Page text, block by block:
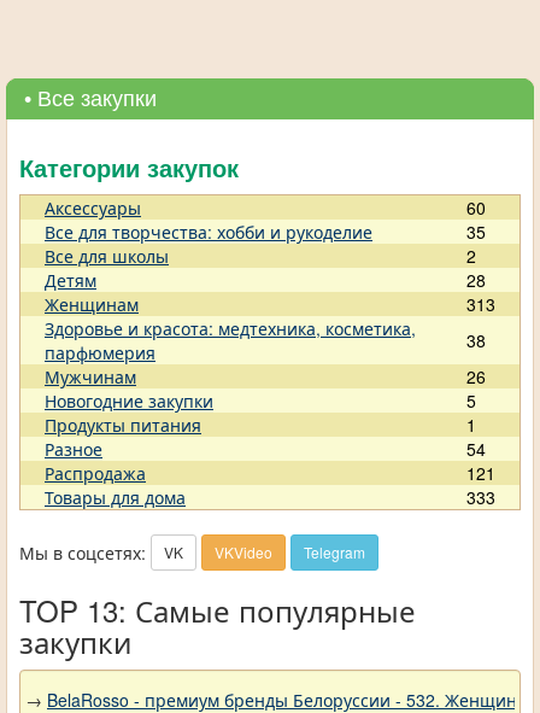
• Все закупки
Категории закупок
Аксессуары
60
Все для творчества: хобби и рукоделие
35
Все для школы
2
Детям
28
Женщинам
313
Здоровье и красота: медтехника, косметика,
парфюмерия
38
Мужчинам
26
Новогодние закупки
5
Продукты питания
1
Разное
54
Распродажа
121
Товары для дома
333
Мы в соцсетях: VK VKVideo Telegram
TOP 13: Самые популярные
закупки
→ BelaRosso - премиум бренды Белоруссии - 532.